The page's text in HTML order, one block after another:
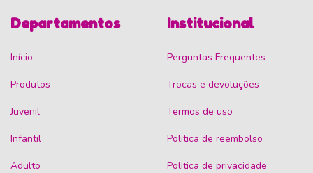
Departamentos
Início
Produtos
Juvenil
Infantil
Adulto
Institucional
Perguntas Frequentes
Trocas e devoluções
Termos de uso
Politica de reembolso
Politica de privacidade